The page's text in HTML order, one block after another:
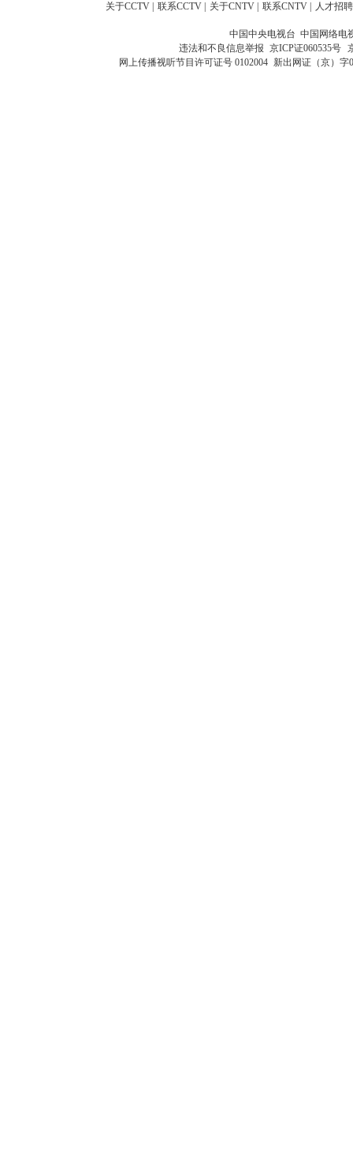
关于CCTV 联系CCTV 关于CNTV 联系CNTV 人才招聘
中国中央电视台 中国网络电
违法和不良信息举报 京ICP证060535号
网上传播视听节目许可证号 0102004 新出网证（京）